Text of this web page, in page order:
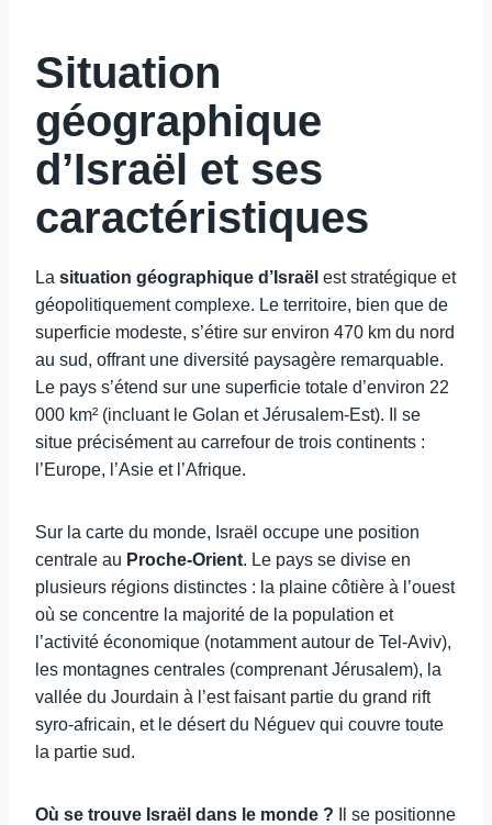
Situation
géographique
d’Israël et ses
caractéristiques
La situation géographique d’Israël est stratégique et
géopolitiquement complexe. Le territoire, bien que de
superficie modeste, s’étire sur environ 470 km du nord
au sud, offrant une diversité paysagère remarquable.
Le pays s’étend sur une superficie totale d’environ 22
000 km² (incluant le Golan et Jérusalem-Est). Il se
situe précisément au carrefour de trois continents :
l’Europe, l’Asie et l’Afrique.
Sur la carte du monde, Israël occupe une position
centrale au Proche-Orient. Le pays se divise en
plusieurs régions distinctes : la plaine côtière à l’ouest
où se concentre la majorité de la population et
l’activité économique (notamment autour de Tel-Aviv),
les montagnes centrales (comprenant Jérusalem), la
vallée du Jourdain à l’est faisant partie du grand rift
syro-africain, et le désert du Néguev qui couvre toute
la partie sud.
Où se trouve Israël dans le monde ? Il se positionne